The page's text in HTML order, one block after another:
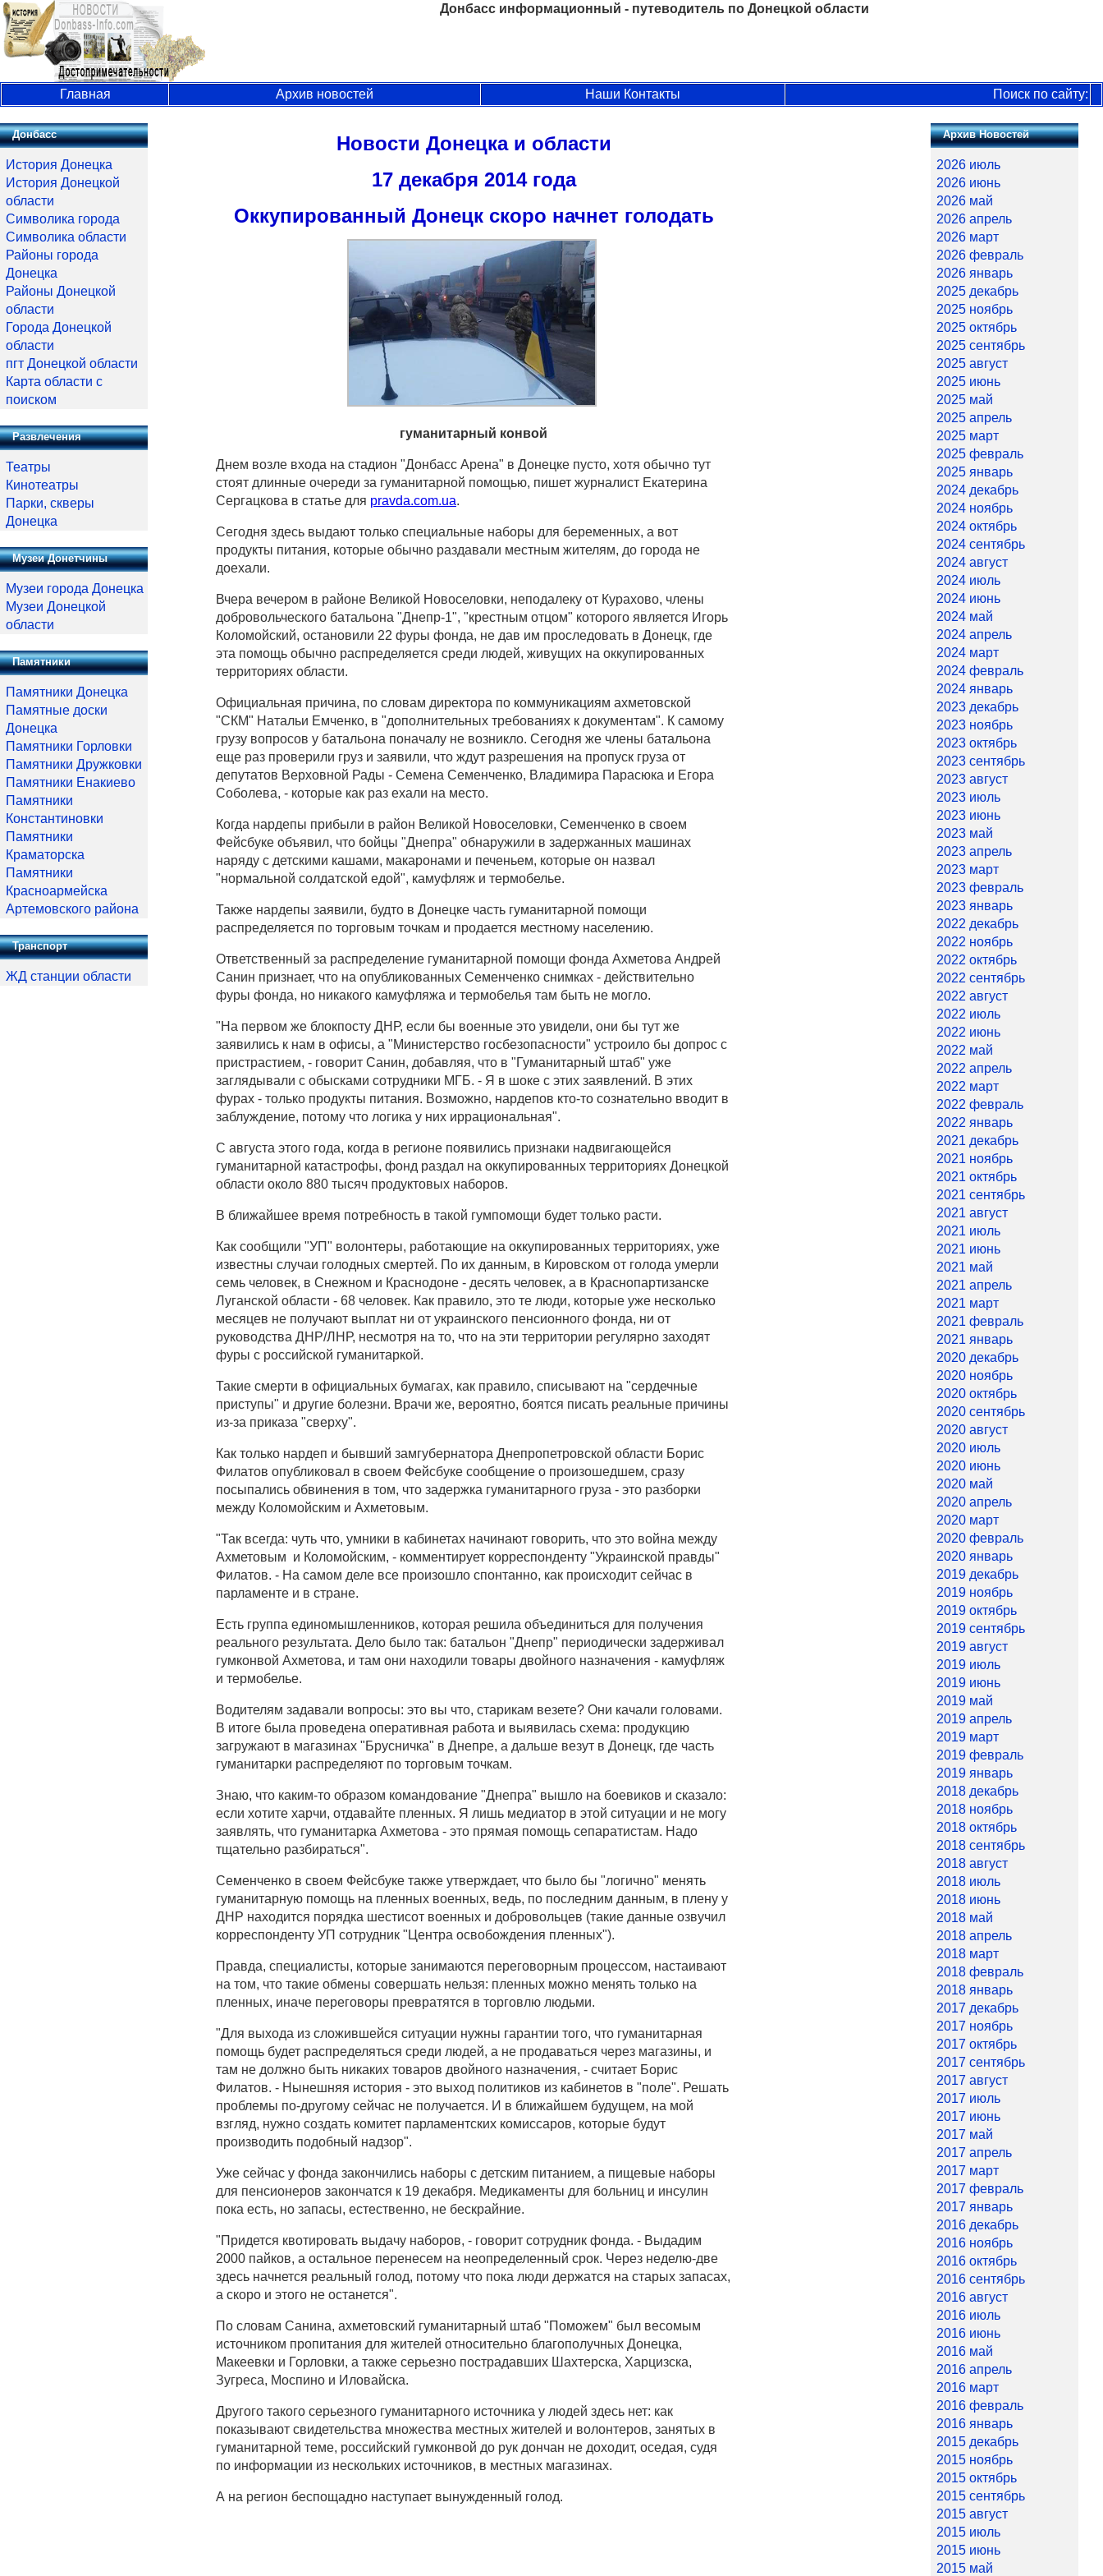
Донбасс информационный - путеводитель по Донецкой области
Главная Архив новостей Наши Контакты Поиск по сайту:
Новости Донецка и области
17 декабря 2014 года
Оккупированный Донецк скоро начнет голодать
гуманитарный конвой
Днем возле входа на стадион "Донбасс Арена" в Донецке пусто, хотя обычно тут
стоят длинные очереди за гуманитарной помощью, пишет журналист Екатерина
Сергацкова в статье для pravda.com.ua.
Сегодня здесь выдают только специальные наборы для беременных, а вот
продукты питания, которые обычно раздавали местным жителям, до города не
доехали.
Вчера вечером в районе Великой Новоселовки, неподалеку от Курахово, члены
добровольческого батальона "Днепр-1", "крестным отцом" которого является Игорь
Коломойский, остановили 22 фуры фонда, не дав им проследовать в Донецк, где
эта помощь обычно распределяется среди людей, живущих на оккупированных
территориях области.
Официальная причина, по словам директора по коммуникациям ахметовской
"СКМ" Натальи Емченко, в "дополнительных требованиях к документам". К самому
грузу вопросов у батальона поначалу не возникло. Сегодня же члены батальона
еще раз проверили груз и заявили, что ждут разрешения на пропуск груза от
депутатов Верховной Рады - Семена Семенченко, Владимира Парасюка и Егора
Соболева, - которые как раз ехали на место.
Когда нардепы прибыли в район Великой Новоселовки, Семенченко в своем
Фейсбуке объявил, что бойцы "Днепра" обнаружили в задержанных машинах
наряду с детскими кашами, макаронами и печеньем, которые он назвал
"нормальной солдатской едой", камуфляж и термобелье.
Также нардепы заявили, будто в Донецке часть гуманитарной помощи
распределяется по торговым точкам и продается местному населению.
Ответственный за распределение гуманитарной помощи фонда Ахметова Андрей
Санин признает, что на опубликованных Семенченко снимках - действительно
фуры фонда, но никакого камуфляжа и термобелья там быть не могло.
"На первом же блокпосту ДНР, если бы военные это увидели, они бы тут же
заявились к нам в офисы, а "Министерство госбезопасности" устроило бы допрос с
пристрастием, - говорит Санин, добавляя, что в "Гуманитарный штаб" уже
заглядывали с обысками сотрудники МГБ. - Я в шоке с этих заявлений. В этих
фурах - только продукты питания. Возможно, нардепов кто-то сознательно вводит в
заблуждение, потому что логика у них иррациональная".
С августа этого года, когда в регионе появились признаки надвигающейся
гуманитарной катастрофы, фонд раздал на оккупированных территориях Донецкой
области около 880 тысяч продуктовых наборов.
В ближайшее время потребность в такой гумпомощи будет только расти.
Как сообщили "УП" волонтеры, работающие на оккупированных территориях, уже
известны случаи голодных смертей. По их данным, в Кировском от голода умерли
семь человек, в Снежном и Краснодоне - десять человек, а в Краснопартизанске
Луганской области - 68 человек. Как правило, это те люди, которые уже несколько
месяцев не получают выплат ни от украинского пенсионного фонда, ни от
руководства ДНР/ЛНР, несмотря на то, что на эти территории регулярно заходят
фуры с российской гуманитаркой.
Такие смерти в официальных бумагах, как правило, списывают на "сердечные
приступы" и другие болезни. Врачи же, вероятно, боятся писать реальные причины
из-за приказа "сверху".
Как только нардеп и бывший замгубернатора Днепропетровской области Борис
Филатов опубликовал в своем Фейсбуке сообщение о произошедшем, сразу
посыпались обвинения в том, что задержка гуманитарного груза - это разборки
между Коломойским и Ахметовым.
"Так всегда: чуть что, умники в кабинетах начинают говорить, что это война между
Ахметовым и Коломойским, - комментирует корреспонденту "Украинской правды"
Филатов. - На самом деле все произошло спонтанно, как происходит сейчас в
парламенте и в стране.
Есть группа единомышленников, которая решила объединиться для получения
реального результата. Дело было так: батальон "Днепр" периодически задерживал
гумконвой Ахметова, и там они находили товары двойного назначения - камуфляж
и термобелье.
Водителям задавали вопросы: это вы что, старикам везете? Они качали головами.
В итоге была проведена оперативная работа и выявилась схема: продукцию
загружают в магазинах "Брусничка" в Днепре, а дальше везут в Донецк, где часть
гуманитарки распределяют по торговым точкам.
Знаю, что каким-то образом командование "Днепра" вышло на боевиков и сказало:
если хотите харчи, отдавайте пленных. Я лишь медиатор в этой ситуации и не могу
заявлять, что гуманитарка Ахметова - это прямая помощь сепаратистам. Надо
тщательно разбираться".
Семенченко в своем Фейсбуке также утверждает, что было бы "логично" менять
гуманитарную помощь на пленных военных, ведь, по последним данным, в плену у
ДНР находится порядка шестисот военных и добровольцев (такие данные озвучил
корреспонденту УП сотрудник "Центра освобождения пленных").
Правда, специалисты, которые занимаются переговорным процессом, настаивают
на том, что такие обмены совершать нельзя: пленных можно менять только на
пленных, иначе переговоры превратятся в торговлю людьми.
"Для выхода из сложившейся ситуации нужны гарантии того, что гуманитарная
помощь будет распределяться среди людей, а не продаваться через магазины, и
там не должно быть никаких товаров двойного назначения, - считает Борис
Филатов. - Нынешняя история - это выход политиков из кабинетов в "поле". Решать
проблемы по-другому сейчас не получается. И в ближайшем будущем, на мой
взгляд, нужно создать комитет парламентских комиссаров, которые будут
производить подобный надзор".
Уже сейчас у фонда закончились наборы с детским питанием, а пищевые наборы
для пенсионеров закончатся к 19 декабря. Медикаменты для больниц и инсулин
пока есть, но запасы, естественно, не бескрайние.
"Придется квотировать выдачу наборов, - говорит сотрудник фонда. - Выдадим
2000 пайков, а остальное перенесем на неопределенный срок. Через неделю-две
здесь начнется реальный голод, потому что пока люди держатся на старых запасах,
а скоро и этого не останется".
По словам Санина, ахметовский гуманитарный штаб "Поможем" был весомым
источником пропитания для жителей относительно благополучных Донецка,
Макеевки и Горловки, а также серьезно пострадавших Шахтерска, Харцизска,
Зугреса, Моспино и Иловайска.
Другого такого серьезного гуманитарного источника у людей здесь нет: как
показывают свидетельства множества местных жителей и волонтеров, занятых в
гуманитарной теме, российский гумконвой до рук дончан не доходит, оседая, судя
по информации из нескольких источников, в местных магазинах.
А на регион беспощадно наступает вынужденный голод.
Донбасс
История Донецка
История Донецкой
области
Символика города
Символика области
Районы города
Донецка
Районы Донецкой
области
Города Донецкой
области
пгт Донецкой области
Карта области с
поиском
Развлечения
Театры
Кинотеатры
Парки, скверы
Донецка
Музеи Донетчины
Музеи города Донецка
Музеи Донецкой
области
Памятники
Памятники Донецка
Памятные доски
Донецка
Памятники Горловки
Памятники Дружковки
Памятники Енакиево
Памятники
Константиновки
Памятники
Краматорска
Памятники
Красноармейска
Артемовского района
Транспорт
ЖД станции области
Архив Новостей
2026 июль
2026 июнь
2026 май
2026 апрель
2026 март
2026 февраль
2026 январь
2025 декабрь
2025 ноябрь
2025 октябрь
2025 сентябрь
2025 август
2025 июнь
2025 май
2025 апрель
2025 март
2025 февраль
2025 январь
2024 декабрь
2024 ноябрь
2024 октябрь
2024 сентябрь
2024 август
2024 июль
2024 июнь
2024 май
2024 апрель
2024 март
2024 февраль
2024 январь
2023 декабрь
2023 ноябрь
2023 октябрь
2023 сентябрь
2023 август
2023 июль
2023 июнь
2023 май
2023 апрель
2023 март
2023 февраль
2023 январь
2022 декабрь
2022 ноябрь
2022 октябрь
2022 сентябрь
2022 август
2022 июль
2022 июнь
2022 май
2022 апрель
2022 март
2022 февраль
2022 январь
2021 декабрь
2021 ноябрь
2021 октябрь
2021 сентябрь
2021 август
2021 июль
2021 июнь
2021 май
2021 апрель
2021 март
2021 февраль
2021 январь
2020 декабрь
2020 ноябрь
2020 октябрь
2020 сентябрь
2020 август
2020 июль
2020 июнь
2020 май
2020 апрель
2020 март
2020 февраль
2020 январь
2019 декабрь
2019 ноябрь
2019 октябрь
2019 сентябрь
2019 август
2019 июль
2019 июнь
2019 май
2019 апрель
2019 март
2019 февраль
2019 январь
2018 декабрь
2018 ноябрь
2018 октябрь
2018 сентябрь
2018 август
2018 июль
2018 июнь
2018 май
2018 апрель
2018 март
2018 февраль
2018 январь
2017 декабрь
2017 ноябрь
2017 октябрь
2017 сентябрь
2017 август
2017 июль
2017 июнь
2017 май
2017 апрель
2017 март
2017 февраль
2017 январь
2016 декабрь
2016 ноябрь
2016 октябрь
2016 сентябрь
2016 август
2016 июль
2016 июнь
2016 май
2016 апрель
2016 март
2016 февраль
2016 январь
2015 декабрь
2015 ноябрь
2015 октябрь
2015 сентябрь
2015 август
2015 июль
2015 июнь
2015 май